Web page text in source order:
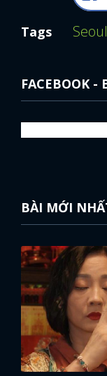
Tags
FACEBOOK -
BÀI MỚI